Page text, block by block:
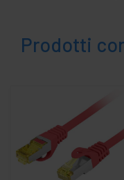
Prodotti